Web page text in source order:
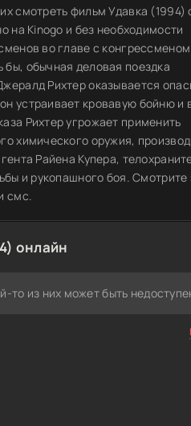
смотреть фильм Удавка (1994)
на Kinogo и без необходимости
во главе с
бы, обычная деловая поездка
Рихтер оказывается
устраивает кровавую бойню и
Рихтер угрожает применить
химического оружия,
Райена Купера,
и рукопашного боя. Смотрите
смс.
онлайн
то из них может быть